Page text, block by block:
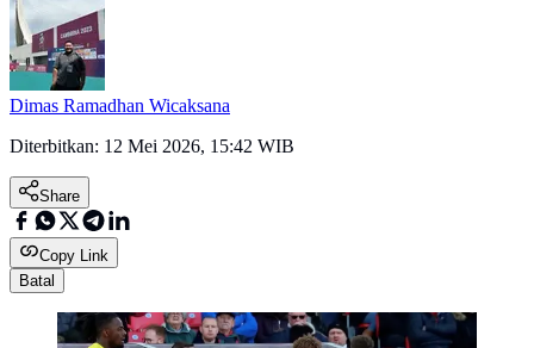
Dimas Ramadhan Wicaksana
Diterbitkan: 12 Mei 2026, 15:42 WIB
Share
Copy Link
Batal